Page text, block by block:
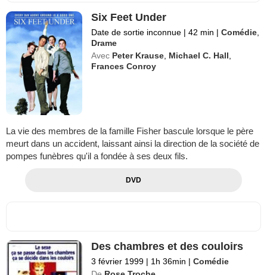
Six Feet Under
Date de sortie inconnue | 42 min | Comédie
Drame
Avec Peter Krause Michael C. Hall
Frances Conroy
La vie des membres de la famille Fisher bascule lorsque le père
meurt dans un accident, laissant ainsi la direction de la société de
pompes funèbres qu'il a fondée à ses deux fils.
DVD
Des chambres et des couloirs
3 février 1999 | 1h 36min | Comédie